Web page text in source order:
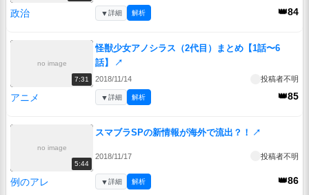
政治 👑84
▼詳細 解析
no image
7:31
怪獣少女アノシラス（2代目）まとめ【1話〜6
話】
↗
2018/11/14 投稿者不明
アニメ 👑85
▼詳細 解析
no image
5:44
スマブラSPの新情報が海外で流出？！ ↗
2018/11/17 投稿者不明
例のアレ 👑86
▼詳細 解析